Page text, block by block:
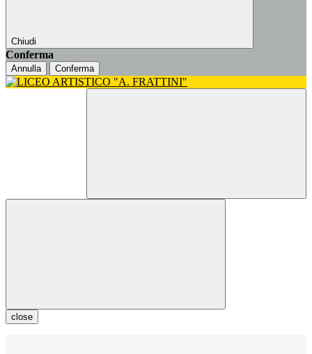
Chiudi
Conferma
Annulla Conferma
close